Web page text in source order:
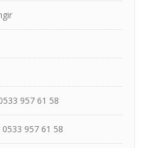
957 61 58
957 61 58